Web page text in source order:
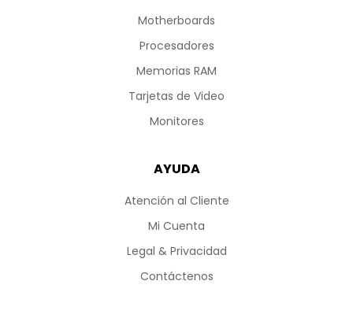
Motherboards
Procesadores
Memorias RAM
Tarjetas de Video
Monitores
AYUDA
Atención al Cliente
Mi Cuenta
Legal & Privacidad
Contáctenos